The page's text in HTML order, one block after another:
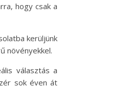
hogy csak a
kerüljünk
növényekkel.
választás a
sok éven át